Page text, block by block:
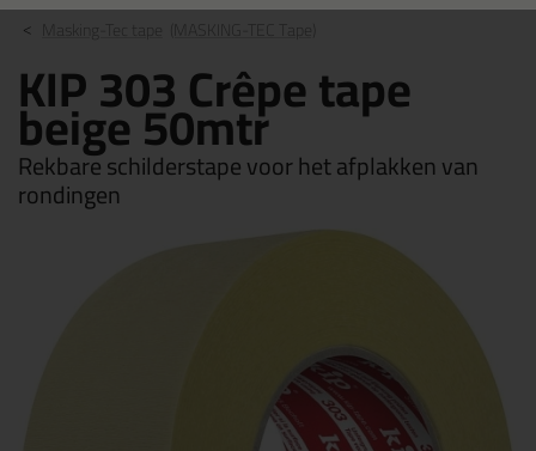
KIP 303 Crêpe tape
beige 50mtr
Rekbare schilderstape voor het afplakken van
rondingen